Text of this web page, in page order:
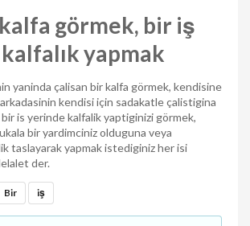
görmek, bir iş
yapmak
yaninda çalisan bir kalfa görmek, kendisine
kendisi için sadakatle çalistigina
is yerinde kalfalik yaptiginizi görmek,
bir yardimciniz olduguna veya
taslayarak yapmak istediginiz her isi
der.
Bir iş